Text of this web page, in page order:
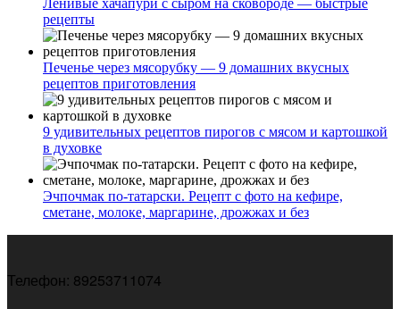
Ленивые хачапури с сыром на сковороде — быстрые
рецепты
Печенье через мясорубку — 9 домашних вкусных
рецептов приготовления
9 удивительных рецептов пирогов с мясом и картошкой
в духовке
Эчпочмак по-татарски. Рецепт с фото на кефире,
сметане, молоке, маргарине, дрожжах и без
Телефон: 89253711074